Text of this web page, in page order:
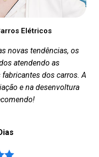
Elétricos
novas tendências, os
atendendo as
dos carros. A
e na desenvoltura